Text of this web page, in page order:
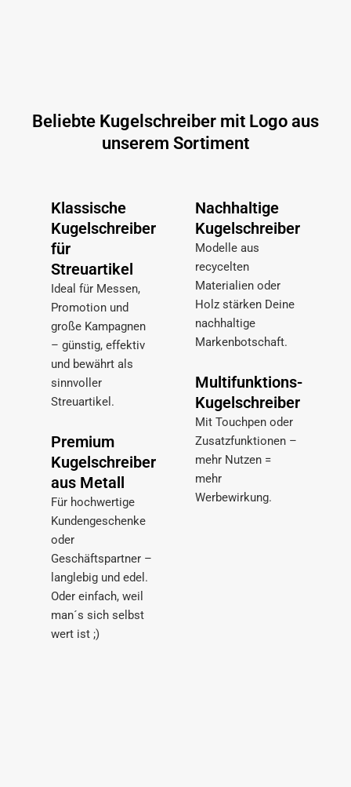
Beliebte Kugelschreiber mit Logo aus
unserem Sortiment
Klassische
Kugelschreiber
für
Streuartikel
Ideal für Messen,
Promotion und
große Kampagnen
– günstig, effektiv
und bewährt als
sinnvoller
Streuartikel.
Premium
Kugelschreiber
aus Metall
Für hochwertige
Kundengeschenke
oder
Geschäftspartner –
langlebig und edel.
Oder einfach, weil
man´s sich selbst
wert ist ;)
Nachhaltige
Kugelschreiber
Modelle aus
recycelten
Materialien oder
Holz stärken Deine
nachhaltige
Markenbotschaft.
Multifunktions-
Kugelschreiber
Mit Touchpen oder
Zusatzfunktionen –
mehr Nutzen =
mehr
Werbewirkung.